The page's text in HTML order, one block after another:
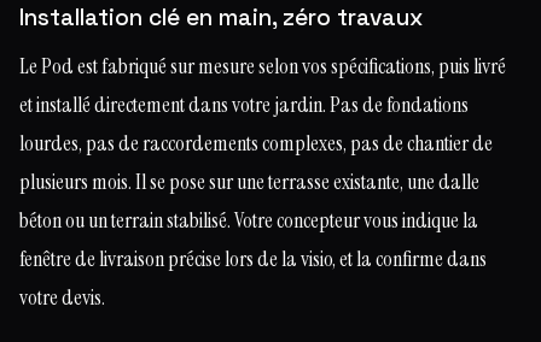
Installation clé en main, zéro travaux
Le Pod est fabriqué sur mesure selon vos spécifications, puis livré
et installé directement dans votre jardin. Pas de fondations
lourdes, pas de raccordements complexes, pas de chantier de
plusieurs mois. Il se pose sur une terrasse existante, une dalle
béton ou un terrain stabilisé. Votre concepteur vous indique la
fenêtre de livraison précise lors de la visio, et la confirme dans
votre devis.